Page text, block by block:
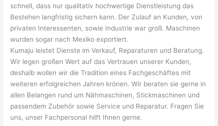
schnell, dass nur qualitativ hochwertige Dienstleistung das
Bestehen langfristig sichern kann. Der Zulauf an Kunden, von
privaten Interessenten, sowie Industrie war groß. Maschinen
wurden sogar nach Mexiko exportiert.
Kumaju leistet Dienste im Verkauf, Reparaturen und Beratung.
Wir legen großen Wert auf das Vertrauen unserer Kunden,
deshalb wollen wir die Tradition eines Fachgeschäftes mit
weiteren erfolgreichen Jahren krönen. Wir beraten sie gerne in
allen Belangen rund um Nähmaschinen, Stickmaschinen und
passendem Zubehör sowie Service und Reparatur. Fragen Sie
uns, unser Fachpersonal hilft Ihnen gerne.